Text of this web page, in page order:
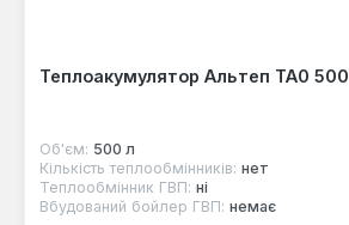
Теплоакумулятор Альтеп ТА0 500
Об'єм: 500 л
Кількість теплообмінників: нет
Теплообмінник ГВП: ні
Вбудований бойлер ГВП: немає